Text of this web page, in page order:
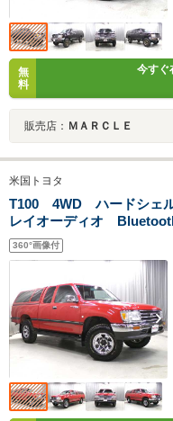
無
料
今すぐ
販売店： ＭＡＲＣＬＥ
米国トヨタ
T100 4WD ハードシェ
レイオーディオ
プルカープレイ グッド
ンバー タイベル交換済
360°画像付